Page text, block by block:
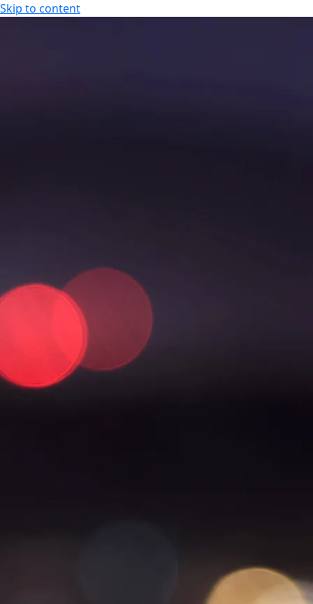
Skip to content
KOKOUS-, LOMA- JA VIIHDEKESKUS
Ajankohtaiset tarjoukset
Kesäloma
Senioritarjoukset